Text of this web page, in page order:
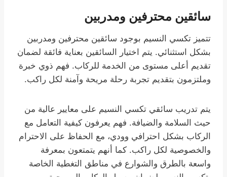
سائقين محترفين ومدربين
تتميز تكسي النسيم بوجود سائقين محترفين ومدربين
بشكل استثنائي. يتم اختيار السائقين بعناية فائقة لضمان
تقديم أعلى مستوى من الخدمة للركاب. فهم ذوي خبرة
وملتزمون بتقديم تجربة رحلة مريحة وآمنة لكل راكب.
يتم تدريب سائقي تكسي النسيم على معايير عالية من
حيث السلامة والضيافة. فهم يعرفون كيفية التعامل مع
الركاب بشكل احترافي وودي، مع الحفاظ على الاحترام
والخصوصية لكل راكب. كما أنهم يتمتعون بمعرفة
واسعة بالطرق والشوارع في مناطق التغطية الخاصة